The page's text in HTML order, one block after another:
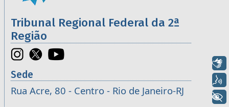
Tribunal Regional Federal da 2ª
Região
Sede
Rua Acre, 80 - Centro - Rio de Janeiro-RJ
Voz
+ Acessibilidade